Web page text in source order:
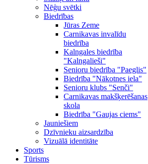
Nēģu svētki
Biedrības
Jūras Zeme
Carnikavas invalīdu
biedrība
Kalngales biedrība
"Kalngalieši"
Senioru biedrība "Paeglis"
Biedrība "Nākotnes iela"
Senioru klubs "Senči"
Carnikavas makšķerēšanas
skola
Biedrība "Gaujas ciems"
Jauniešiem
Dzīvnieku aizsardzība
Vizuālā identitāte
Sports
Tūrisms